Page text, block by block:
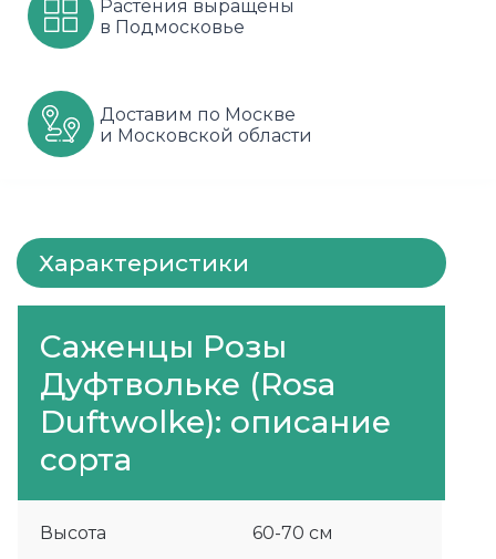
Черешни
Шелковица
Рябина черноплодная
Сортовые
Розы фиолетовые
Спрей
Шрабы
Растения выращены
в Подмосковье
Доставим по Москве
и Московской области
Характеристики
Саженцы Розы
Дуфтвольке (Rosa
Duftwolke): описание
сорта
Высота 60-70 см